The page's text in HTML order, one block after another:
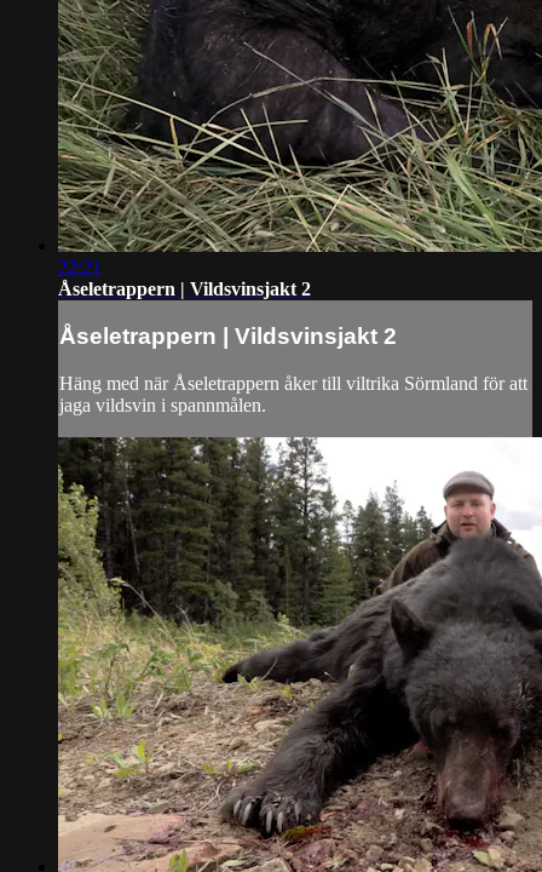
22:21
Åseletrappern | Vildsvinsjakt 2
Åseletrappern | Vildsvinsjakt 2
Häng med när Åseletrappern åker till viltrika Sörmland för att
jaga vildsvin i spannmålen.